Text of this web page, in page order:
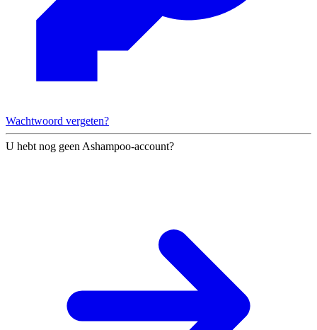
Wachtwoord vergeten?
U hebt nog geen Ashampoo-account?